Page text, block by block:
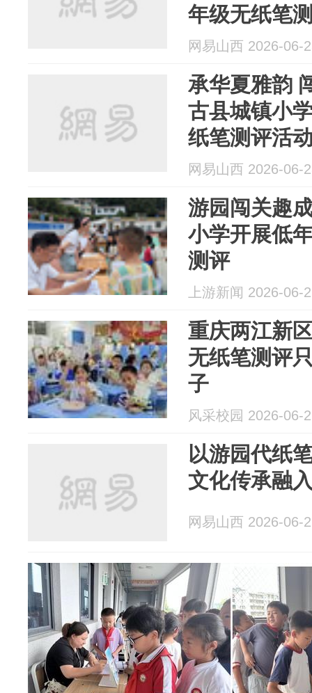
年级无纸笔
网易山西 2026-06-
承华夏雅韵 闯国学智关 | 临汾市
古县城镇小
纸笔测评活
网易山西 2026-06-
游园闯关趣
小学开展低
测评
上游新闻 2026-06-
重庆两江新
无纸笔测评
子
风采校园 2026-06-
以游园代纸
文化传承融
网易山西 2026-06-